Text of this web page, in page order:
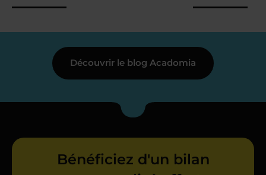
Découvrir le blog Acadomia
Bénéficiez d'un bilan